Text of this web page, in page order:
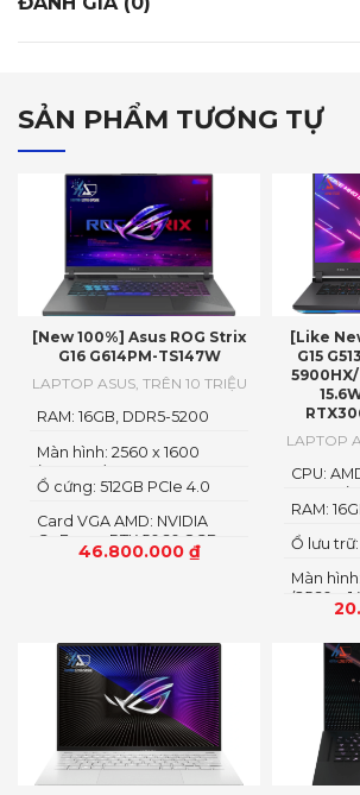
SẢN PHẨM TƯƠNG TỰ
[New 100%] Asus ROG Strix
G16 G614PM-TS147W
LAPTOP ASUS, TRÊN 10 TRIỆU
46.800.000 ₫
Card VGA AMD: NVIDIA
GeForce RTX 5060 8GB
GDDR7 AMD Radeon
Ổ cứng: 512GB PCIe 4.0
Màn hình: 2560 x 1600
(WQXGA)
RAM: 16GB, DDR5-5200
[Like
G15
5900HX/
LAPTOP
Màn
(2560 ×
Non-
100%
Ổ lưu trữ:
NVMe™
RAM:
socket,
CPU:
5900H
4.6GHz)